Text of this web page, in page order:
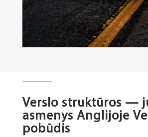
Verslo struktūros —
asmenys Anglijoje
pobūdis